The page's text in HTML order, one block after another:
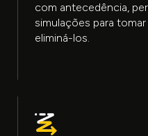
com antecedência,
simulações para
eliminá-los.